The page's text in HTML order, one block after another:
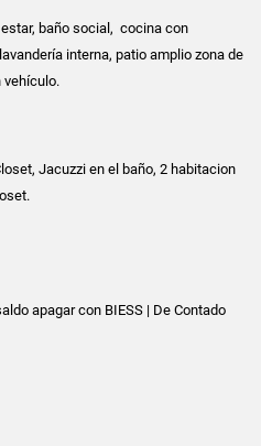
baño social, cocina con
interna, patio amplio zona de
vehículo.
Jacuzzi en el baño, 2 habitacion
apagar con BIESS | De Contado